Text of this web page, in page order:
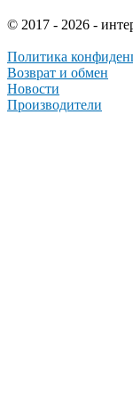
© 2017 - 2026 -
Политика
Возврат и обмен
Новости
Производители